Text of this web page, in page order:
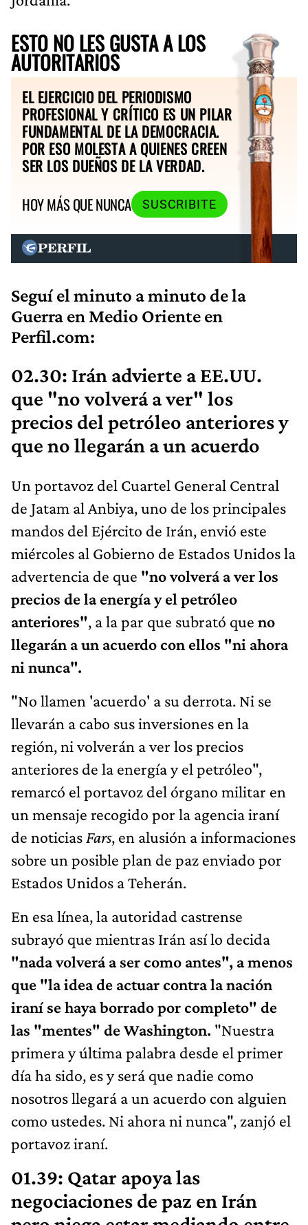
ESTO NO LES GUSTA A LOS
AUTORITARIOS
EL EJERCICIO DEL PERIODISMO
PROFESIONAL Y CRÍTICO ES UN PILAR
FUNDAMENTAL DE LA DEMOCRACIA.
POR ESO MOLESTA A QUIENES CREEN
SER LOS DUEÑOS DE LA VERDAD.
HOY MÁS QUE NUNCA
SUSCRIBITE
Seguí el minuto a minuto de la
Guerra en Medio Oriente en
Perfil.com:
02.30: Irán advierte a EE.UU.
que "no volverá a ver" los
precios del petróleo anteriores y
que no llegarán a un acuerdo
Un portavoz del Cuartel General Central
de Jatam al Anbiya, uno de los principales
mandos del Ejército de Irán, envió este
miércoles al Gobierno de Estados Unidos la
advertencia de que "no volverá a ver los
precios de la energía y el petróleo
anteriores", a la par que subrató que no
llegarán a un acuerdo con ellos "ni ahora
ni nunca".
"No llamen 'acuerdo' a su derrota. Ni se
llevarán a cabo sus inversiones en la
región, ni volverán a ver los precios
anteriores de la energía y el petróleo",
remarcó el portavoz del órgano militar en
un mensaje recogido por la agencia iraní
de noticias Fars, en alusión a informaciones
sobre un posible plan de paz enviado por
Estados Unidos a Teherán.
En esa línea, la autoridad castrense
subrayó que mientras Irán así lo decida
"nada volverá a ser como antes", a menos
que "la idea de actuar contra la nación
iraní se haya borrado por completo" de
las "mentes" de Washington. "Nuestra
primera y última palabra desde el primer
día ha sido, es y será que nadie como
nosotros llegará a un acuerdo con alguien
como ustedes. Ni ahora ni nunca", zanjó el
portavoz iraní.
01.39: Qatar apoya las
negociaciones de paz en Irán